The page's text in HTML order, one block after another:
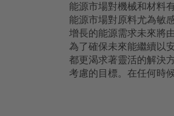
能源市場對機械和材料
能源市場對原料尤為敏
增長的能源需求未來將
為了確保未來能繼續以
都更渴求著靈活的解決
考慮的目標。在任何時